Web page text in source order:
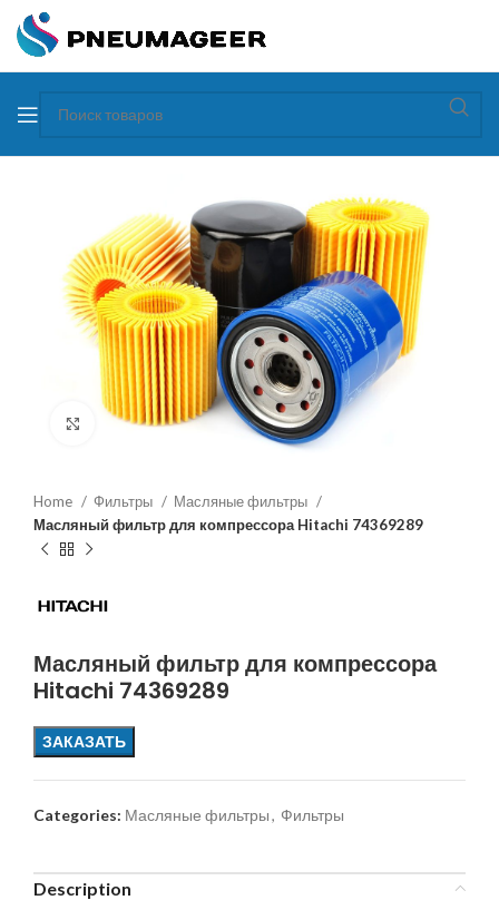
Увеличить
Home Фильтры
Масляные фильтры
Масляный фильтр для компрессора Hitachi 74369289
Масляный фильтр для компрессора
Hitachi 74369289
ЗАКАЗАТЬ
Categories: Масляные фильтры, Фильтры
Description